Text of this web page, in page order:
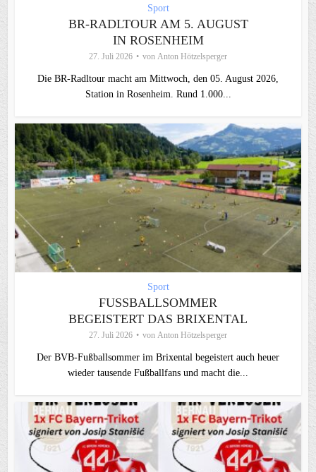
Sport
BR-RADLTOUR AM 5. AUGUST
IN ROSENHEIM
27. Juli 2026 von Anton Hötzelsperger
Die BR-Radltour macht am Mittwoch, den 05. August 2026,
Station in Rosenheim. Rund 1.000...
Sport
FUSSBALLSOMMER B
EGEISTERT DAS BRIXENTAL
27. Juli 2026 von Anton Hötzelsperger
Der BVB-Fußballsommer im Brixental begeistert auch heuer
wieder tausende Fußballfans und macht die...